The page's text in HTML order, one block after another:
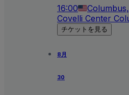
16:00
Covelli Center
チケットを見る
8月
30